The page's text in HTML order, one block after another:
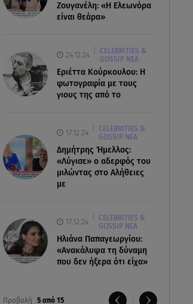
Ζουγανέλη: «Η Ελεωνόρα
είναι θεάρα»
24.12.24
CELEBRITIES &
GOSSIP ΝΕΑ
Εριέττα Κούρκουλου: Η
φωτογραφία με τους
γιους της από το
17.12.24
CELEBRITIES &
GOSSIP ΝΕΑ
Δημήτρης Ήμελλος:
«Λύγισε» ο αδερφός του
μιλώντας στο Αλήθειες
με
17.12.24
CELEBRITIES &
GOSSIP ΝΕΑ
Ηλιάνα Παπαγεωργίου:
«Ανακάλυψα τη δύναμη
που δεν ήξερα ότι είχα»
Προβολή 5 από 15